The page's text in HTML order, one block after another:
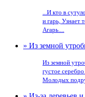
...И кто в
и гарь,
Агарь....
» Из земной
Из земной
густое
Молодых